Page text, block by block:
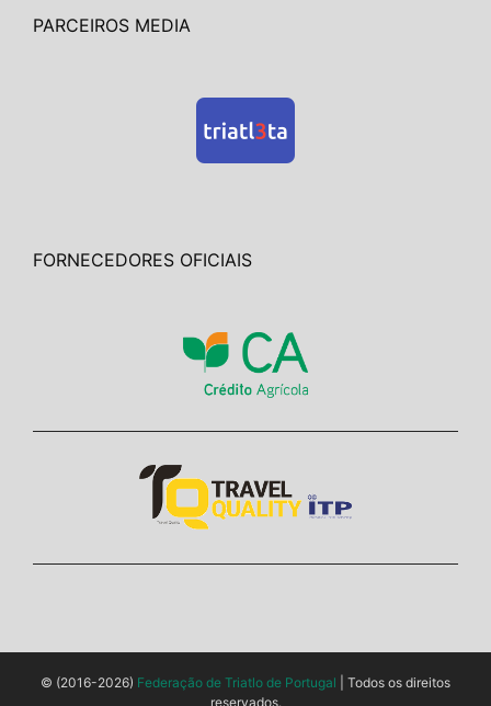
PARCEIROS MEDIA
FORNECEDORES OFICIAIS
© (2016-2026) Federação de Triatlo de Portugal | Todos os direitos
reservados.